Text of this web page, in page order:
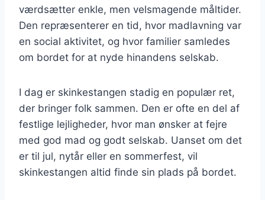
værdsætter enkle, men velsmagende måltider.
Den repræsenterer en tid, hvor madlavning var
en social aktivitet, og hvor familier samledes
om bordet for at nyde hinandens selskab.
I dag er skinkestangen stadig en populær ret,
der bringer folk sammen. Den er ofte en del af
festlige lejligheder, hvor man ønsker at fejre
med god mad og godt selskab. Uanset om det
er til jul, nytår eller en sommerfest, vil
skinkestangen altid finde sin plads på bordet.